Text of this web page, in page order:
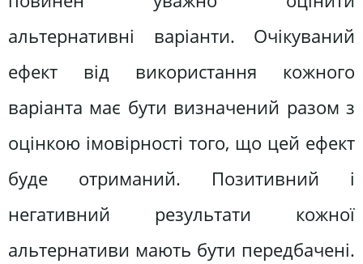
альтернативні варіанти. Очікуваний
ефект від використання кожного
варіанта має бути визначений разом з
оцінкою імовірності того, що цей ефект
буде отриманий. Позитивний і
негативний результати кожної
альтернативи мають бути передбачені.